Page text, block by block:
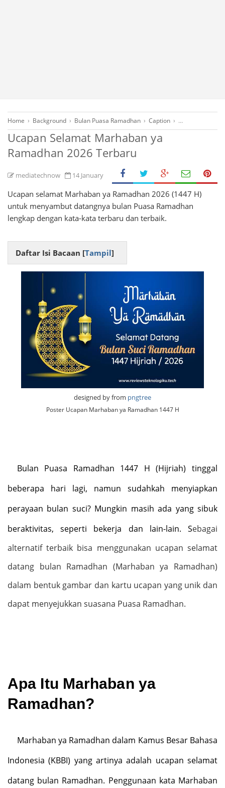
Home › Background › Bulan Puasa Ramadhan › Caption › Daftar Hari
Ucapan Selamat Marhaban ya
Ramadhan 2026 Terbaru
mediatechnow 14 January
Ucapan selamat Marhaban ya Ramadhan 2026 (1447 H)
untuk menyambut datangnya bulan Puasa Ramadhan
lengkap dengan kata-kata terbaru dan terbaik.
Daftar Isi Bacaan [Tampil]
designed by from pngtree
Poster Ucapan Marhaban ya Ramadhan 1447 H
Bulan Puasa Ramadhan 1447 H (Hijriah) tinggal
beberapa hari lagi, namun sudahkah menyiapkan
perayaan bulan suci? Mungkin masih ada yang sibuk
beraktivitas, seperti bekerja dan lain-lain. Sebagai
alternatif terbaik bisa menggunakan ucapan selamat
datang bulan Ramadhan (Marhaban ya Ramadhan)
dalam bentuk gambar dan kartu ucapan yang unik dan
dapat menyejukkan suasana Puasa Ramadhan.
Apa Itu Marhaban ya
Ramadhan?
Marhaban ya Ramadhan dalam Kamus Besar Bahasa
Indonesia (KBBI) yang artinya adalah ucapan selamat
datang bulan Ramadhan. Penggunaan kata Marhaban